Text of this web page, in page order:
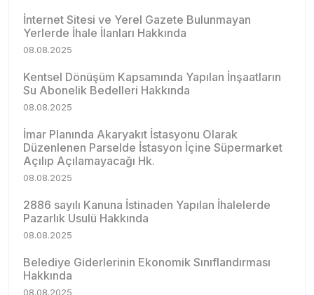
İnternet Sitesi ve Yerel Gazete Bulunmayan
Yerlerde İhale İlanları Hakkında
08.08.2025
Kentsel Dönüşüm Kapsamında Yapılan İnşaatların
Su Abonelik Bedelleri Hakkında
08.08.2025
İmar Planında Akaryakıt İstasyonu Olarak
Düzenlenen Parselde İstasyon İçine Süpermarket
Açılıp Açılamayacağı Hk.
08.08.2025
2886 sayılı Kanuna İstinaden Yapılan İhalelerde
Pazarlık Usulü Hakkında
08.08.2025
Belediye Giderlerinin Ekonomik Sınıflandırması
Hakkında
08.08.2025